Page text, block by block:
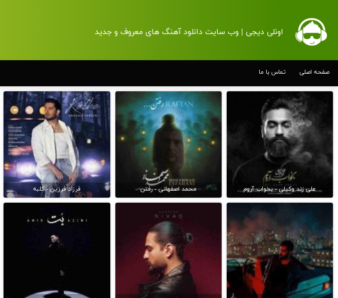
اونلی دیجی | وب سایت دانلود آهنگ های معروف و جدید
صفحه اصلی تماس با ما
علی زند وکیلی - بخواب آروم محمد اصفهانی - رفتن فرزاد فرزین - کلبه